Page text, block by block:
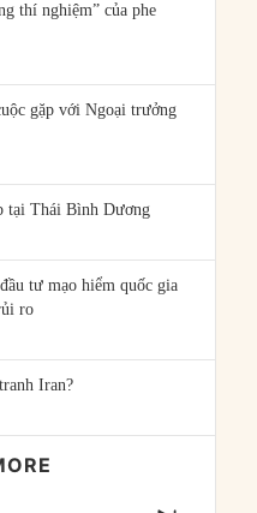
thí nghiệm” của phe
gặp với Ngoại trưởng
tại Thái Bình Dương
tư mạo hiểm quốc gia
ro
Iran?